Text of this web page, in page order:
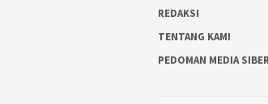
REDAKSI
TENTANG KAMI
PEDOMAN MEDIA